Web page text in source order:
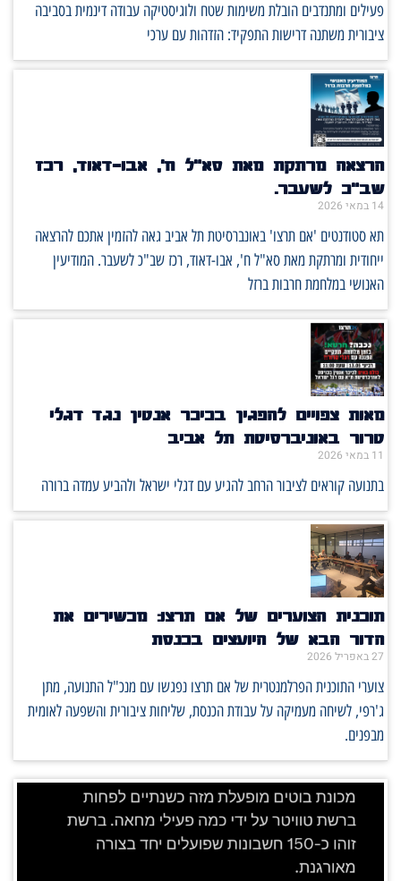
פעילים ומתנדבים הובלת משימות שטח ולוגיסטיקה עבודה דינמית בסביבה
ציבורית משתנה דרישות התפקיד: הזדהות עם ערכי
הרצאה מרתקת מאת סא"ל ח', אבו-דאוד, רכז
שב"כ לשעבר.
14 במאי 2026
תא סטודנטים 'אם תרצו' באונברסיטת תל אביב גאה להזמין אתכם להרצאה
ייחודית ומרתקת מאת סא"ל ח', אבו-דאוד, רכז שב"כ לשעבר. המודיעין
האנושי במלחמת חרבות ברזל
מאות צפויים להפגין בכיכר אנטין נגד דגלי
טרור באוניברסיטת תל אביב
11 במאי 2026
בתנועה קוראים לציבור הרחב להגיע עם דגלי ישראל ולהביע עמדה ברורה
תוכנית הצוערים של אם תרצו: מכשירים את
הדור הבא של היועצים בכנסת
27 באפריל 2026
צוערי התוכנית הפרלמנטרית של אם תרצו נפגשו עם מנכ"ל התנועה, מתן
ג'רפי, לשיחה מעמיקה על עבודת הכנסת, שליחות ציבורית והשפעה לאומית
מבפנים.